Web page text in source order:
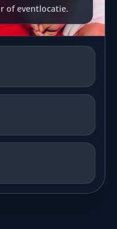
of eventlocatie.